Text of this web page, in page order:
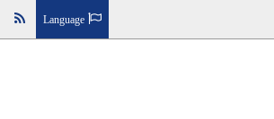
Language